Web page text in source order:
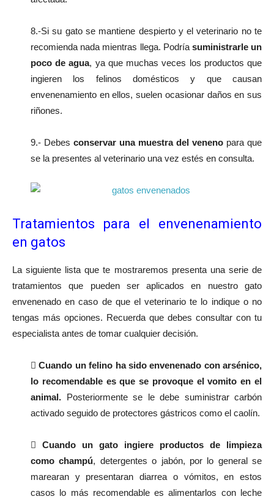
8.-Si su gato se mantiene despierto y el veterinario no te
recomienda nada mientras llega. Podríasuministrarle un
poco de agua, ya que muchas veces los productos que
ingieren los felinos domésticos y que causan
envenenamiento en ellos, suelen ocasionar daños en sus
riñones.
9.- Debes conservar una muestra del veneno para que
se la presentes al veterinario una vez estés en consulta.
Tratamientos para el envenenamiento
en gatos
La siguiente lista que te mostraremos presenta una serie de
tratamientos que pueden ser aplicados en nuestro gato
envenenado en caso de que el veterinario te lo indique o no
tengas más opciones. Recuerda que debes consultar con tu
especialista antes de tomar cualquier decisión.
Cuando un felino ha sido envenenado con arsénico,
lo recomendable es que se provoque el vomito en el
animal. Posteriormente se le debe suministrar carbón
activado seguido de protectores gástricos como el caolín.
 Cuando un gato ingiere productos de limpieza
como champú, detergentes o jabón, por lo general se
marearan y presentaran diarrea o vómitos, en estos
casos lo más recomendable es alimentarlos con leche